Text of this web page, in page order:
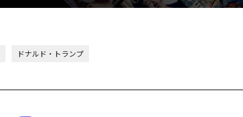
ドナルド・トランプ